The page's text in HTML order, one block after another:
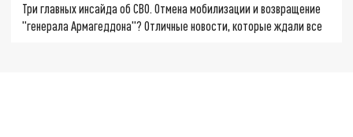
Три главных инсайда об СВО. Отмена мобилизации и возвращение
"генерала Армагеддона"? Отличные новости, которые ждали все